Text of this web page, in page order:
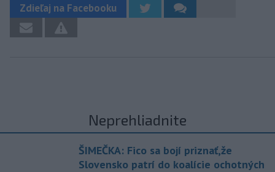
Zdieľaj na Facebooku
Neprehliadnite
ŠIMEČKA: Fico sa bojí priznať,že
Slovensko patrí do koalície ochotných